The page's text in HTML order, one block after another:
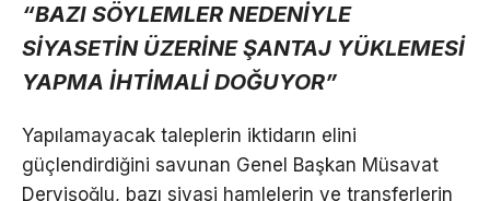
“BAZI SÖYLEMLER NEDENİYLE
SİYASETİN ÜZERİNE ŞANTAJ YÜKLEMESİ
YAPMA İHTİMALİ DOĞUYOR”
Yapılamayacak taleplerin iktidarın elini
güçlendirdiğini savunan Genel Başkan Müsavat
Dervişoğlu, bazı siyasi hamlelerin ve transferlerin